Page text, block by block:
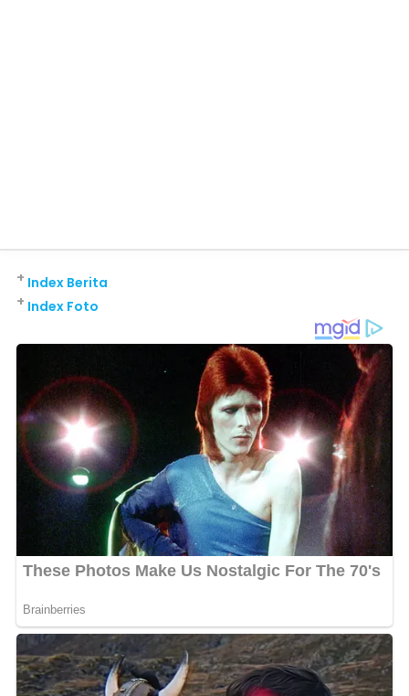
Index Berita
+
Index Foto
+